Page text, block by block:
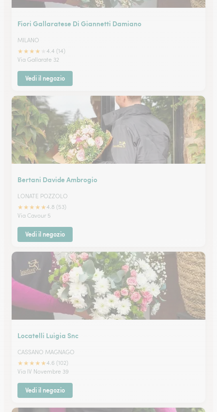
Fiori Gallaratese Di Giannetti Damiano
MILANO
★★★★
4.4 (14)
Via Gallarate 32
Vedi il negozio
Bertani Davide Ambrogio
LONATE POZZOLO
★★★★★4.8 (53)
Via Cavour 5
Vedi il negozio
Locatelli Luigia Snc
CASSANO MAGNAGO
★★★★★4.6 (102)
Via IV Novembre 39
Vedi il negozio